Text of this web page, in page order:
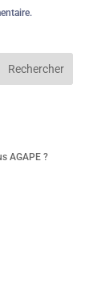
AGAPE ?